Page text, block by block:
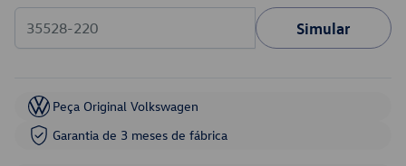
Simular
Peça Original Volkswagen
Garantia de 3 meses de fábrica